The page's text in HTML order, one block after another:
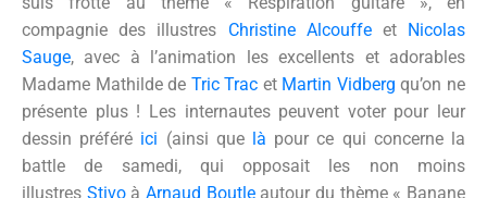
compagnie des illustres Christine Alcouffeet Nicolas
Sauge, avec à l’animation les excellents et adorables
Madame Mathilde de Tric Trac et Martin Vidberg qu’on ne
présente plus ! Les internautes peuvent voter pour leur
dessin préféré ici (ainsi que là pour ce qui concerne la
battle de samedi, qui opposait les non moins
illustres StivoàArnaud Boutleautour du thème « Banane